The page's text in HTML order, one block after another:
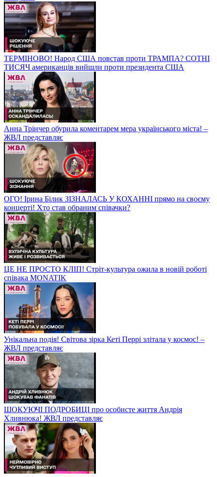
ТЕРМІНОВО! Народ США повстав проти ТРАМПА? СОТНІ
ТИСЯЧ американців вийшли проти президента США
Анна Трінчер обурила коментарем мера українського міста! –
ЖВЛ представляє
ОГО! Ірина Білик ЗІЗНАЛАСЬ У КОХАННІ прямо на своєму
концерті! Хто став обраним співачки?
ЦЕ НЕ ПРОСТО КЛІП! Стріт-культура ожила в новій роботі
співака MONATIK
Унікальна подія! Світова зірка Кеті Перрі злітала у космос! –
ЖВЛ представляє
ШОКУЮЧІ ПОДРОБИЦІ про особисте життя Андрія
Хливнюка! ЖВЛ представляє